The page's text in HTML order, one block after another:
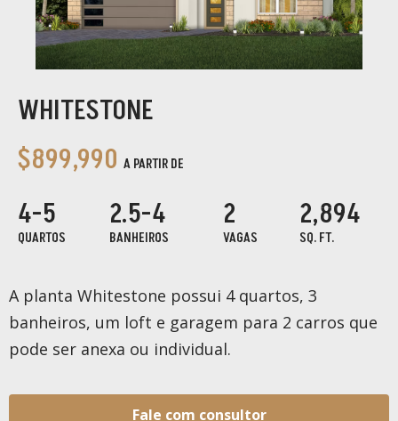
WHITESTONE
$899,990 A PARTIR DE
4-5
QUARTOS
2.5-4
BANHEIROS
2
VAGAS
2,894
SQ. FT.
A planta Whitestone possui 4 quartos, 3
banheiros, um loft e garagem para 2 carros que
pode ser anexa ou individual.
Fale com consultor